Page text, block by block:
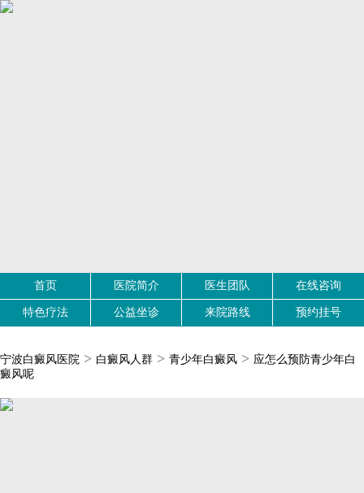
首页 医院简介 医生团队 在线咨询
特色疗法 公益坐诊 来院路线 预约挂号
宁波白癜风医院 > 白癜风人群 > 青少年白癜风 > 应怎么预防青少年白
癜风呢